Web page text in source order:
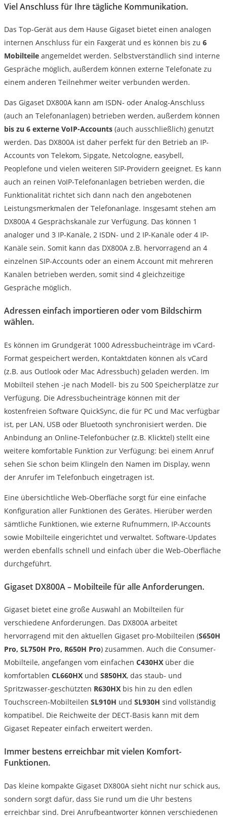
Viel Anschluss für Ihre tägliche Kommunikation.
Das Top-Gerät aus dem Hause Gigaset bietet einen analogen
internen Anschluss für ein Faxgerät und es können bis zu 6
Mobilteile angemeldet werden. Selbstverständlich sind interne
Gespräche möglich, außerdem können externe Telefonate zu
einem anderen Teilnehmer weiter verbunden werden.
Das Gigaset DX800A kann am ISDN- oder Analog-Anschluss
(auch an Telefonanlagen) betrieben werden, außerdem können
bis zu 6 externe VoIP-Accounts (auch ausschließlich) genutzt
werden. Das DX800A ist daher perfekt für den Betrieb an IP-
Accounts von Telekom, Sipgate, Netcologne, easybell,
Peoplefone und vielen weiteren SIP-Providern geeignet. Es kann
auch an reinen VoIP-Telefonanlagen betrieben werden, die
Funktionalität richtet sich dann nach den angebotenen
Leistungsmerkmalen der Telefonanlage. Insgesamt stehen am
DX800A 4 Gesprächskanäle zur Verfügung. Das können 1
analoger und 3 IP-Kanäle, 2 ISDN- und 2 IP-Kanäle oder 4 IP-
Kanäle sein. Somit kann das DX800A z.B. hervorragend an 4
einzelnen SIP-Accounts oder an einem Account mit mehreren
Kanälen betrieben werden, somit sind 4 gleichzeitige
Gespräche möglich.
Adressen einfach importieren oder vom Bildschirm
wählen.
Es können im Grundgerät 1000 Adressbucheinträge im vCard-
Format gespeichert werden, Kontaktdaten können als vCard
(z.B. aus Outlook oder Mac Adressbuch) geladen werden. Im
Mobilteil stehen -je nach Modell- bis zu 500 Speicherplätze zur
Verfügung. Die Adressbucheinträge können mit der
kostenfreien Software QuickSync, die für PC und Mac verfügbar
ist, per LAN, USB oder Bluetooth synchronisiert werden. Die
Anbindung an Online-Telefonbücher (z.B. Klicktel) stellt eine
weitere komfortable Funktion zur Verfügung: bei einem Anruf
sehen Sie schon beim Klingeln den Namen im Display, wenn
der Anrufer im Telefonbuch eingetragen ist.
Eine übersichtliche Web-Oberfläche sorgt für eine einfache
Konfiguration aller Funktionen des Gerätes. Hierüber werden
sämtliche Funktionen, wie externe Rufnummern, IP-Accounts
sowie Mobilteile eingerichtet und verwaltet. Software-Updates
werden ebenfalls schnell und einfach über die Web-Oberfläche
durchgeführt.
Gigaset DX800A – Mobilteile für alle Anforderungen.
Gigaset bietet eine große Auswahl an Mobilteilen für
verschiedene Anforderungen. Das DX800A arbeitet
hervorragend mit den aktuellen Gigaset pro-Mobilteilen (S650H
Pro, SL750H Pro, R650H Pro) zusammen. Auch die Consumer-
Mobilteile, angefangen vom einfachen C430HX über die
komfortablen CL660HX und S850HX, das staub- und
Spritzwasser-geschützten R630HX bis hin zu den edlen
Touchscreen-Mobilteilen SL910H und SL930H sind vollständig
kompatibel. Die Reichweite der DECT-Basis kann mit dem
Gigaset Repeater einfach erweitert werden.
Immer bestens erreichbar mit vielen Komfort-
Funktionen.
Das kleine kompakte Gigaset DX800A sieht nicht nur schick aus,
sondern sorgt dafür, dass Sie rund um die Uhr bestens
erreichbar sind. Drei Anrufbeantworter können verschiedenen